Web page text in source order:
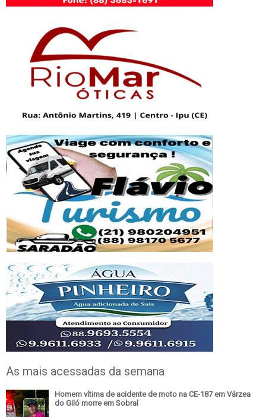
As mais acessadas da semana
Homem vítima de acidente de moto na CE-187 em Várzea
do Giló morre em Sobral